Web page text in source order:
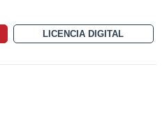
LICENCIA DIGITAL